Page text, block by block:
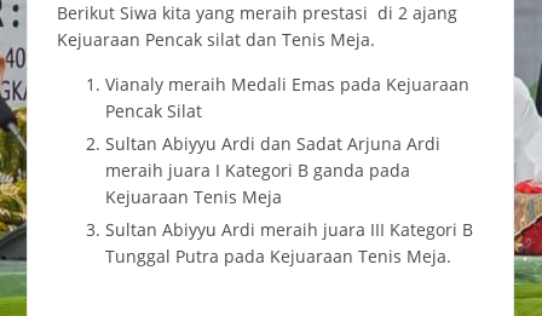
Berikut Siwa kita yang meraih prestasi di 2 ajang
Kejuaraan Pencak silat dan Tenis Meja.
Vianaly meraih Medali Emas pada Kejuaraan
Pencak Silat
Sultan Abiyyu Ardi dan Sadat Arjuna Ardi
meraih juara I Kategori B ganda pada
Kejuaraan Tenis Meja
Sultan Abiyyu Ardi meraih juara III Kategori B
Tunggal Putra pada Kejuaraan Tenis Meja.